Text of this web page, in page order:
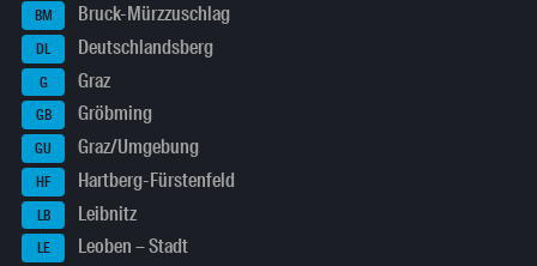
BM Bruck-Mürzzuschlag
DL Deutschlandsberg
G Graz
GB Gröbming
GU Graz/Umgebung
HF Hartberg-Fürstenfeld
LB Leibnitz
LE Leoben – Stadt